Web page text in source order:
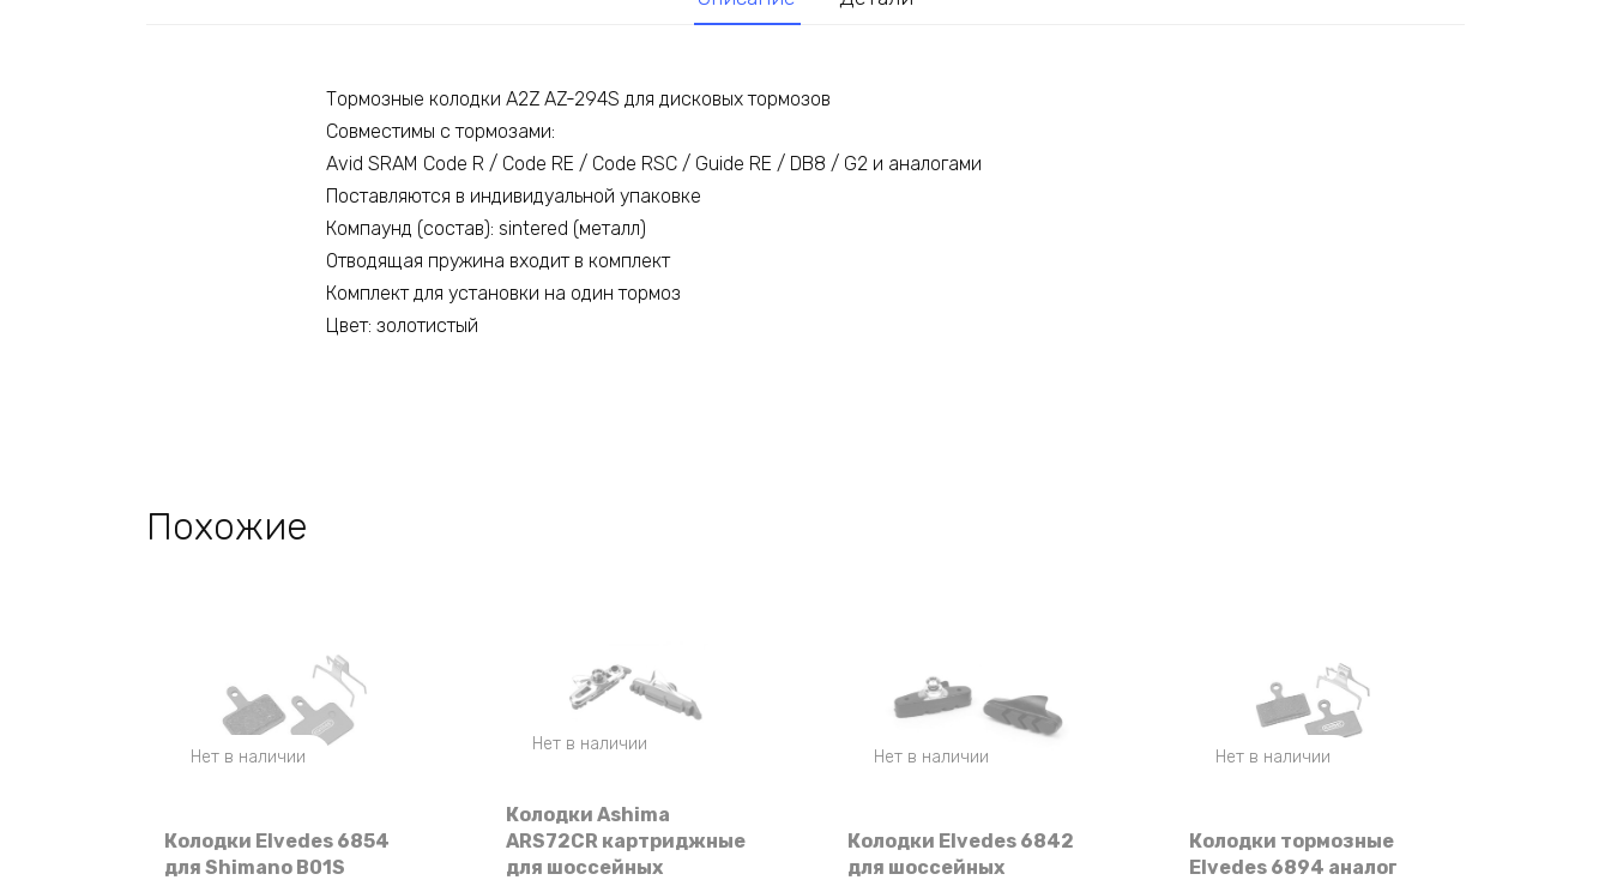
Тормозные колодки A2Z AZ-294S для дисковых тормозов
Совместимы с тормозами:
Avid SRAM Code R / Code RE / Code RSC / Guide RE / DB8 / G2 и аналогами
Поставляются в индивидуальной упаковке
Компаунд (состав): sintered (металл)
Отводящая пружина входит в комплект
Комплект для установки на один тормоз
Цвет: золотистый
Похожие
Нет в наличии
Колодки Elvedes 6854
для Shimano B01S
Нет в наличии
Колодки Ashima
ARS72CR картриджные
для шоссейных
Нет в наличии
Колодки Elvedes 6842
для шоссейных
Нет в наличии
Колодки тормозные
Elvedes 6894 аналог